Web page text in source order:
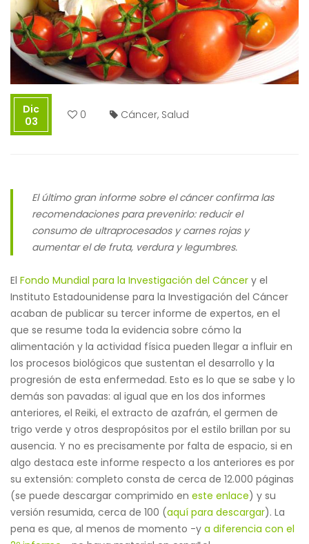
Dic
03
0 Cáncer, Salud
El último gran informe sobre el cáncer confirma las
recomendaciones para prevenirlo: reducir el
consumo de ultraprocesados y carnes rojas y
aumentar el de fruta, verdura y legumbres.
El Fondo Mundial para la Investigación del Cáncer y el
Instituto Estadounidense para la Investigación del Cáncer
acaban de publicar su tercer informe de expertos, en el
que se resume toda la evidencia sobre cómo la
alimentación y la actividad física pueden llegar a influir en
los procesos biológicos que sustentan el desarrollo y la
progresión de esta enfermedad. Esto es lo que se sabe y lo
demás son pavadas: al igual que en los dos informes
anteriores, el Reiki, el extracto de azafrán, el germen de
trigo verde y otros despropósitos por el estilo brillan por su
ausencia. Y no es precisamente por falta de espacio, si en
algo destaca este informe respecto a los anteriores es por
su extensión: completo consta de cerca de 12.000 páginas
(se puede descargar comprimido en este enlace) y su
versión resumida, cerca de 100 (aquí para descargar). La
pena es que, al menos de momento -y a diferencia con el